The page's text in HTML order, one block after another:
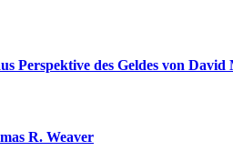
Perspektive des Geldes von
R. Weaver